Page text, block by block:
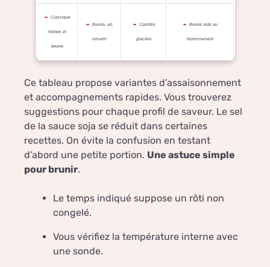
Classique
herbes et
beurre
Beurre, ail,
romarin
Carottes
glacées
Beurre aide au
brunissement
Ce tableau propose variantes d’assaisonnement
et accompagnements rapides. Vous trouverez
suggestions pour chaque profil de saveur. Le sel
de la sauce soja se réduit dans certaines
recettes. On évite la confusion en testant
d’abord une petite portion. Une astuce simple
pour brunir.
Le temps indiqué suppose un rôti non
congelé.
Vous vérifiez la température interne avec
une sonde.